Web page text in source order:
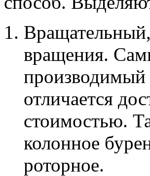
вращения.
производимый
отличается
стоимостью.
колонное
роторное.